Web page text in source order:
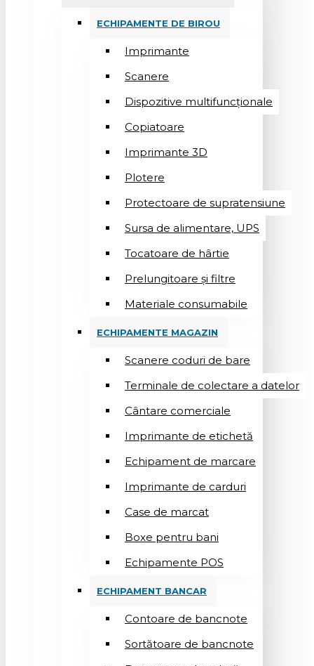
ECHIPAMENTE DE BIROU
Imprimante
Scanere
Dispozitive multifuncționale
Copiatoare
Imprimante 3D
Plotere
Protectoare de supratensiune
Sursa de alimentare, UPS
Tocatoare de hârtie
Prelungitoare și filtre
Materiale consumabile
ECHIPAMENTE MAGAZIN
Scanere coduri de bare
Terminale de colectare a datelor
Cântare comerciale
Imprimante de etichetă
Echipament de marcare
Imprimante de carduri
Case de marcat
Boxe pentru bani
Echipamente POS
ECHIPAMENT BANCAR
Contoare de bancnote
Sortătoare de bancnote